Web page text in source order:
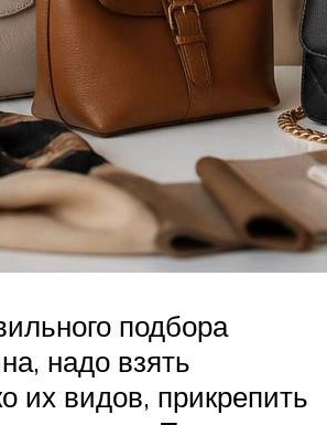
подбора
надо взять
их видов, прикрепить